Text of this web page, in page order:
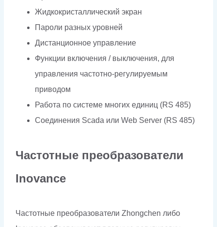
Жидкокристаллический экран
Пароли разных уровней
Дистанционное управление
Функции включения / выключения, для
управления частотно-регулируемым
приводом
Работа по системе многих единиц (RS 485)
Соединения Scada или Web Server (RS 485)
Частотные преобразователи
Inovance
Частотные преобразователи Zhongchen либо